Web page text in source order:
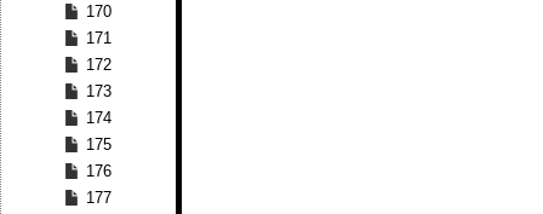
170
171
172
173
174
175
176
177